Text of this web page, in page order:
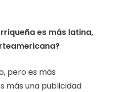
es más latina,
pero es más
más una publicidad